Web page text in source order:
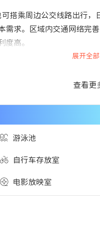
搭乘周边公交线路出行，
需求。区域内交通网络完善
度高。
展开全
查看更
游泳池
自行车存放室
电影放映室